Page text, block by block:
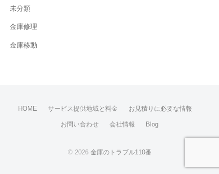
未分類
金庫修理
金庫移動
HOME サービス提供地域と料金 お見積りに必要な情報
お問い合わせ 会社情報 Blog
© 2026 金庫のトラブル110番